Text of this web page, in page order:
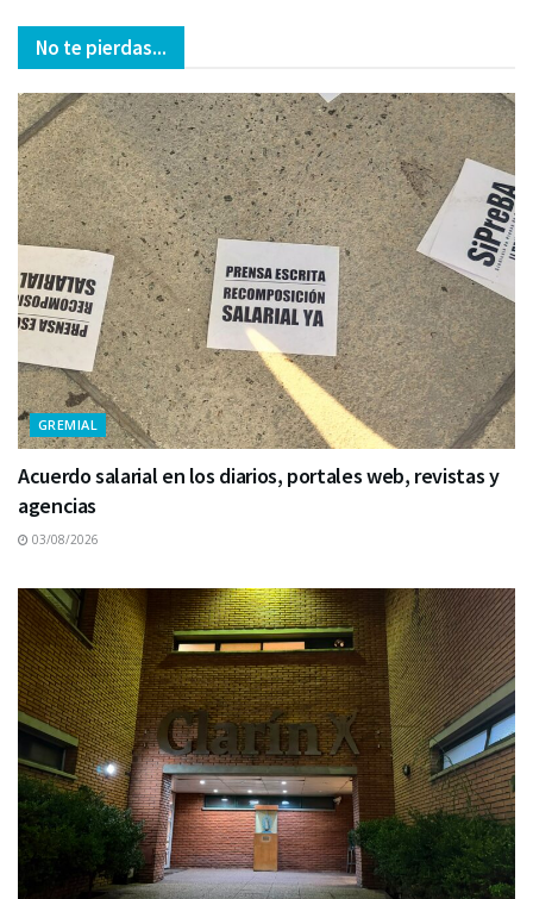
No te pierdas...
GREMIAL
Acuerdo salarial en los diarios, portales web, revistas y
agencias
03/08/2026